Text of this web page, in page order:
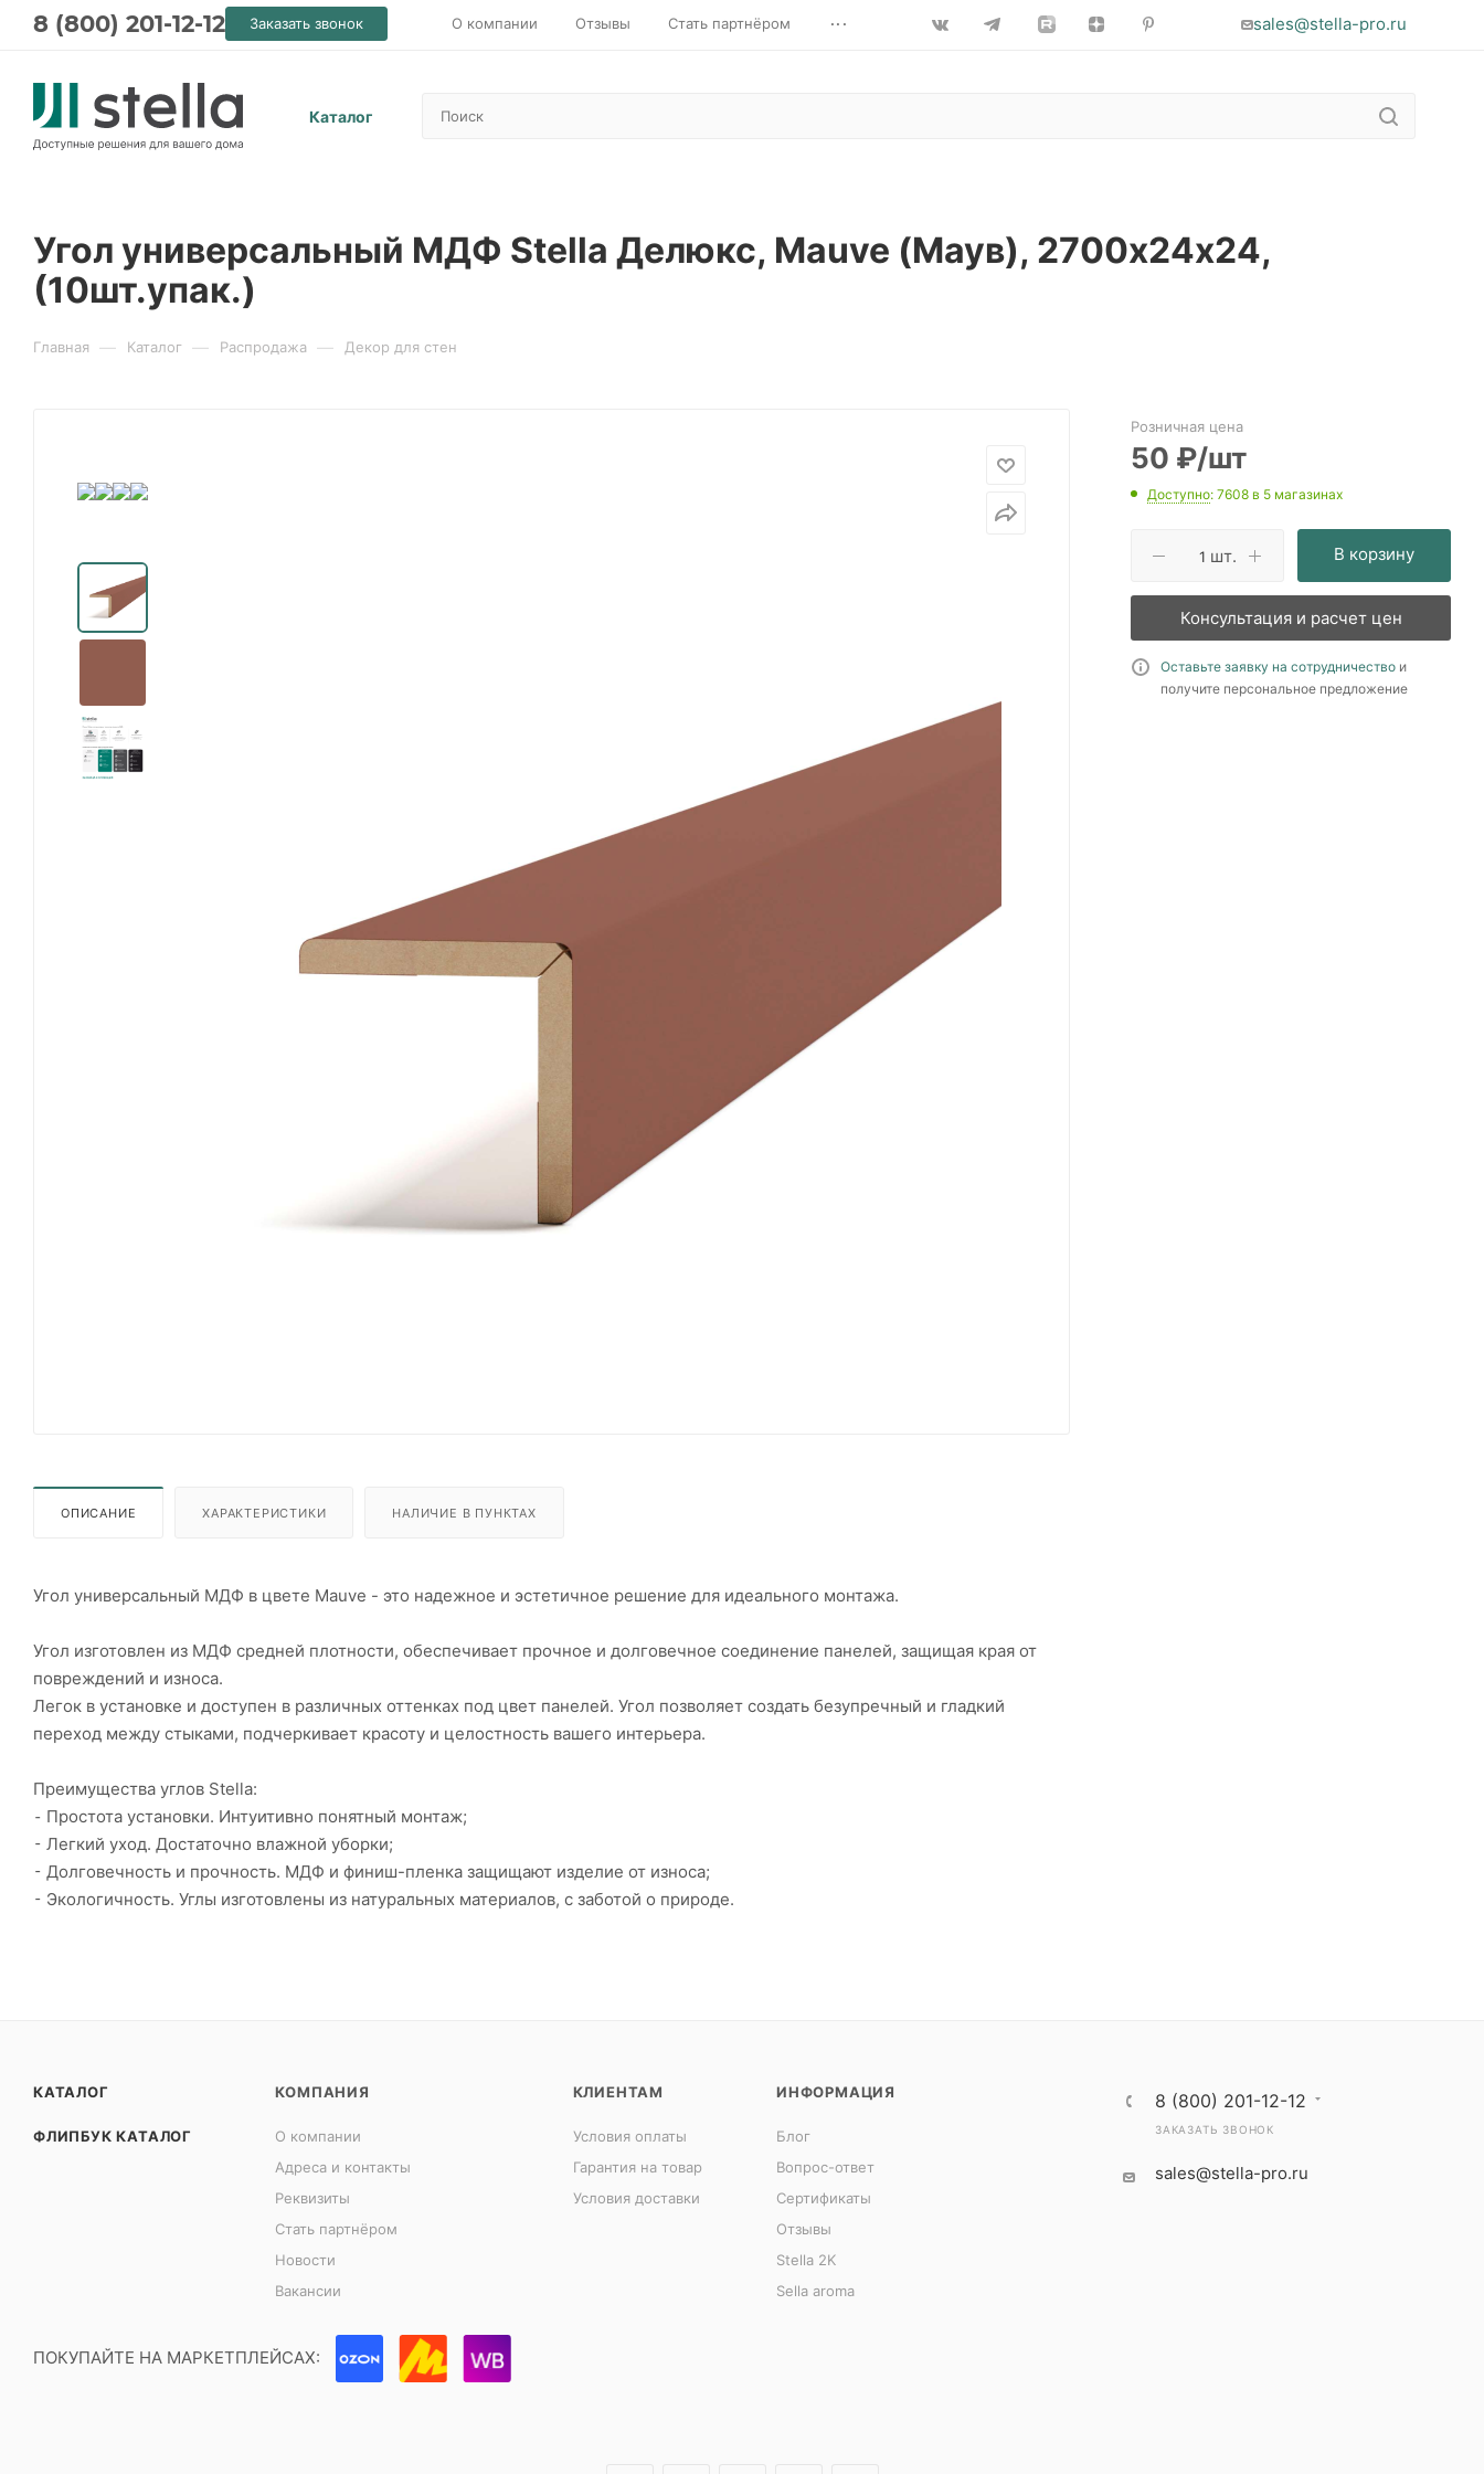
8 (800) 201-12-12 Заказать звонок О компании Отзывы Стать партнёром ... sales@stella-pro.ru
Каталог
Угол универсальный МДФ Stella Делюкс, Mauve (Маув), 2700х24х24,
(10шт.упак.)
Главная — Каталог — Распродажа — Декор для стен
ОПИСАНИЕ ХАРАКТЕРИСТИКИ НАЛИЧИЕ В ПУНКТАХ
Угол универсальный МДФ в цвете Mauve - это надежное и эстетичное решение для идеального монтажа.
Угол изготовлен из МДФ средней плотности, обеспечивает прочное и долговечное соединение панелей, защищая края от
повреждений и износа.
Легок в установке и доступен в различных оттенках под цвет панелей. Угол позволяет создать безупречный и гладкий
переход между стыками, подчеркивает красоту и целостность вашего интерьера.
Преимущества углов Stella:
⁃ Простота установки. Интуитивно понятный монтаж;
⁃ Легкий уход. Достаточно влажной уборки;
⁃ Долговечность и прочность. МДФ и финиш-пленка защищают изделие от износа;
⁃ Экологичность. Углы изготовлены из натуральных материалов, с заботой о природе.
Розничная цена
50 ₽/шт
Доступно: 7608 в 5 магазинах
шт. В корзину
Консультация и расчет цен
Оставьте заявку на сотрудничество и
получите персональное предложение
КАТАЛОГ
ФЛИПБУК КАТАЛОГ
КОМПАНИЯ
О компании
Адреса и контакты
Реквизиты
Стать партнёром
Новости
Вакансии
КЛИЕНТАМ
Условия оплаты
Гарантия на товар
Условия доставки
ИНФОРМАЦИЯ
Блог
Вопрос-ответ
Сертификаты
Отзывы
Stella 2K
Sella aroma
8 (800) 201-12-12
ЗАКАЗАТЬ ЗВОНОК
sales@stella-pro.ru
ПОКУПАЙТЕ НА МАРКЕТПЛЕЙСАХ: